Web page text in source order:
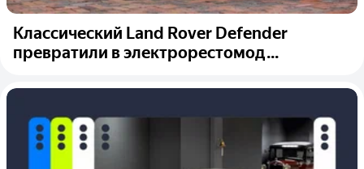
Классический Land Rover Defender
превратили в электрорестомод...